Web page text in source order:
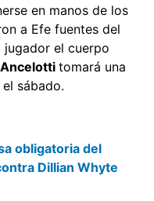
en manos de los
a Efe fuentes del
jugador el cuerpo
tomará una
sábado.
obligatoria del
Dillian Whyte